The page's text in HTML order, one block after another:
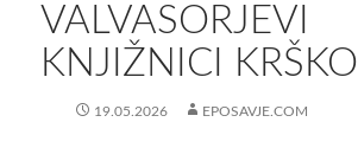
VALVASORJEVI
KNJIŽNICI KRŠKO
19.05.2026 EPOSAVJE.COM